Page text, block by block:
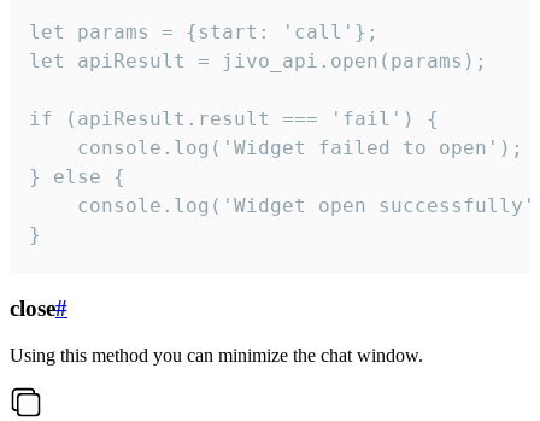
let params = {start: 'call'};
let apiResult = jivo_api.open(params);
if (apiResult.result === 'fail') {
    console.log('Widget failed to open');
} else {
console.log('Widget open
}
close#
Using this method you can minimize the chat window.